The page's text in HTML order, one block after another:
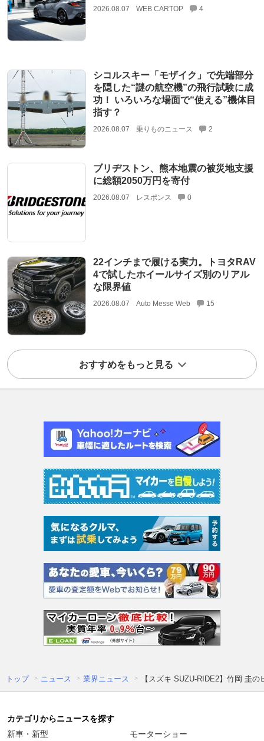
2026.08.07 WEB CARTOP 4
シコルスキー「モザイク」で先端部分
を隠した“謎の航空機”の飛行試験に成
功！ いろいろな場面で“使える”機体目
指す？
2026.08.07 乗りものニュース 2
ブリヂストン、熊本地震の被災地支援
に総額2050万円を寄付
2026.08.07 レスポンス 0
22インチまで履ける実力。トヨタRAV
4で試したホイールサイズ別のリアル
な限界値
2026.08.07 Auto Messe Web 15
おすすめをもっと見る
トップ ニュース 業界ニュース 【スズキ SUZU-RIDE2】竹岡 圭
カテゴリからニュースを探す
新車・新型
モーターショー